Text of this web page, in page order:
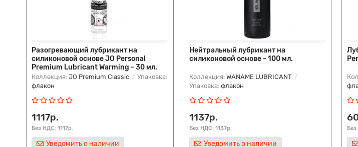
Разогревающий лубрикант на
силиконовой основе JO Personal
Premium Lubricant Warming - 30 мл.
Коллекция: JO Premium Classic
Упаковка:
флакон
1117р.
Без НДС: 1117р.
Уведомить о наличии
Нейтральный лубрикант на
силиконовой основе - 100 мл.
Коллекция: WANAME LUBRICANT
Упаковка: флакон
1137р.
Без НДС: 1137р.
Уведомить о наличии